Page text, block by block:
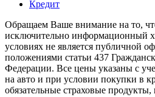
Кредит
Обращаем Ваше внимание на то,
исключительно информационный
условиях не является публичной
положениями статьи 437
Федерации. Все цены указаны с
на авто и при условии покупки в
обязательные страховые